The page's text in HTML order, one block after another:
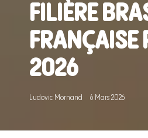
FILIÈRE
FRANÇAISE
2026
Ludovic Mornand 6 Mars 2026